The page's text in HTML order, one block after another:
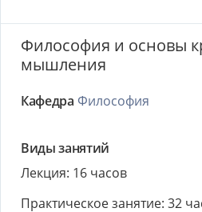
Философия и основы
мышления
Кафедра Философия
Виды занятий
Лекция: 16 часов
Практическое занятие: 32